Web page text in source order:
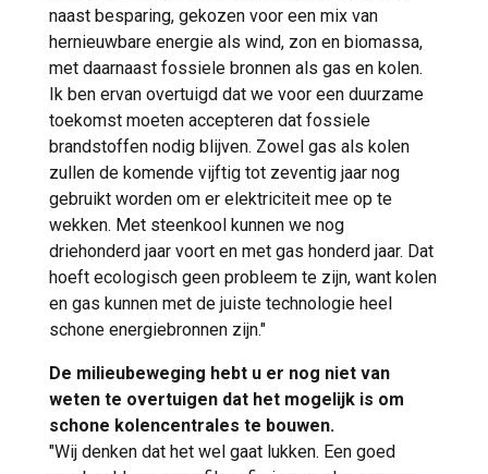
naast besparing, gekozen voor een mix van
hernieuwbare energie als wind, zon en biomassa,
met daarnaast fossiele bronnen als gas en kolen.
Ik ben ervan overtuigd dat we voor een duurzame
toekomst moeten accepteren dat fossiele
brandstoffen nodig blijven. Zowel gas als kolen
zullen de komende vijftig tot zeventig jaar nog
gebruikt worden om er elektriciteit mee op te
wekken. Met steenkool kunnen we nog
driehonderd jaar voort en met gas honderd jaar. Dat
hoeft ecologisch geen probleem te zijn, want kolen
en gas kunnen met de juiste technologie heel
schone energiebronnen zijn."
De milieubeweging hebt u er nog niet van
weten te overtuigen dat het mogelijk is om
schone kolencentrales te bouwen.
"Wij denken dat het wel gaat lukken. Een goed